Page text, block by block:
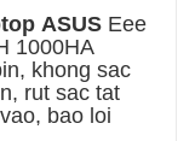
ASUS Eee
1000HA
khong sac
rut sac tat
bao loi